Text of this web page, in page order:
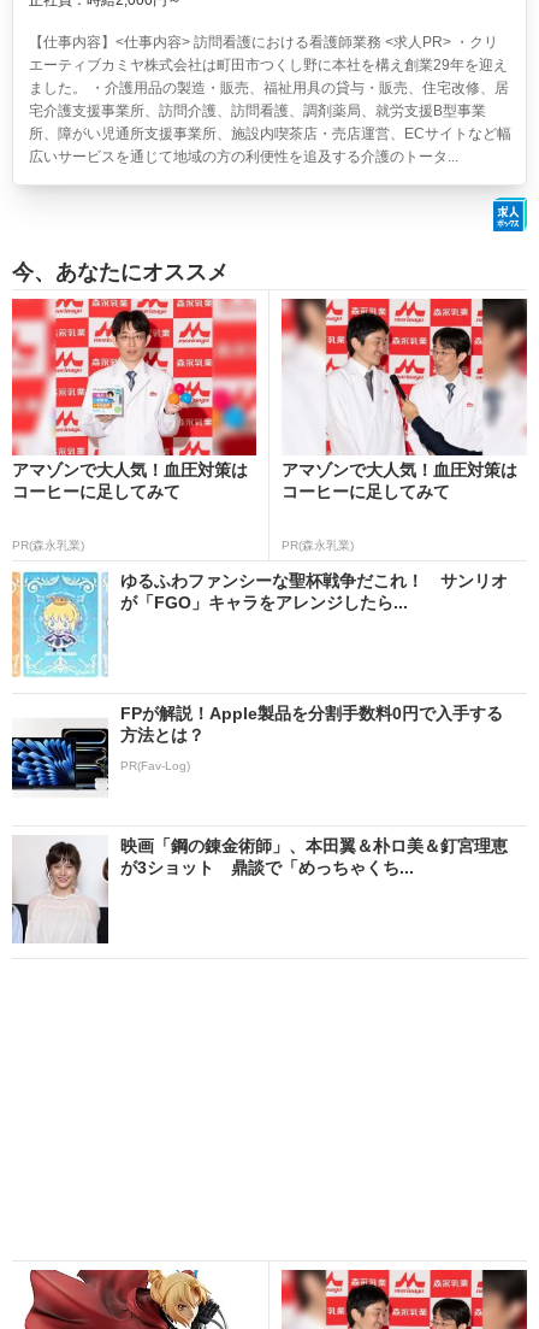
【仕事内容】<仕事内容> 訪問看護における看護師業務 <求人PR> ・クリ
エーティブカミヤ株式会社は町田市つくし野に本社を構え創業29年を迎え
ました。 ・介護用品の製造・販売、福祉用具の貸与・販売、住宅改修、居
宅介護支援事業所、訪問介護、訪問看護、調剤薬局、就労支援B型事業
所、障がい児通所支援事業所、施設内喫茶店・売店運営、ECサイトなど幅
広いサービスを通じて地域の方の利便性を追及する介護のトータ...
今、あなたにオススメ
アマゾンで大人気！血圧対策は
コーヒーに足してみて
PR(森永乳業)
アマゾンで大人気！血圧対策は
コーヒーに足してみて
PR(森永乳業)
ゆるふわファンシーな聖杯戦争だこれ！ サンリオ
が「FGO」キャラをアレンジしたら...
FPが解説！Apple製品を分割手数料0円で入手する
方法とは？
PR(Fav-Log)
映画「鋼の錬金術師」、本田翼＆朴ロ美＆釘宮理恵
が3ショット 鼎談で「めっちゃくち...